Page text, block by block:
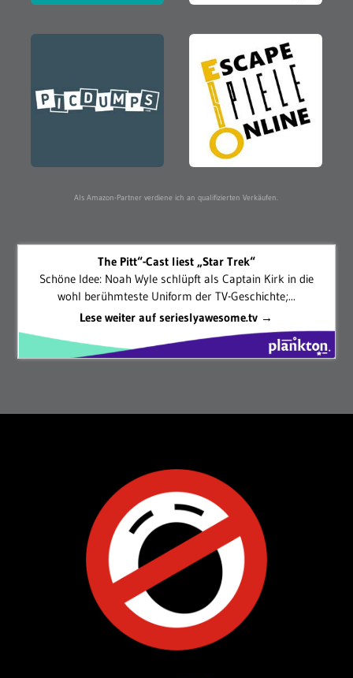
Als Amazon-Partner verdiene ich an qualifizierten Verkäufen.
The Pitt“-Cast liest „Star Trek“
Schöne Idee: Noah Wyle schlüpft als Captain Kirk in die
wohl berühmteste Uniform der TV-Geschichte;...
Lese weiter auf serieslyawesome.tv →